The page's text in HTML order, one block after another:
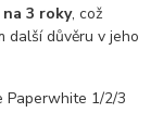
3 roky, což
další důvěru v jeho